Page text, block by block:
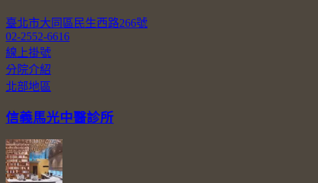
臺北市大同區民生西路266號
02-2552-6616
線上掛號
分院介紹
北部地區
信義馬光中醫診所